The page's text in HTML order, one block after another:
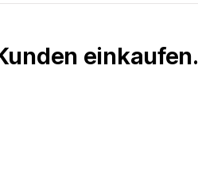
einkaufen.